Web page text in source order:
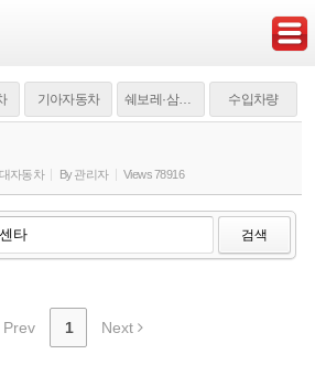
기아자동차 쉐보레·삼성·쌍용 수입차량
자동차 By 관리자 Views78916
검색
1 Next
스케치북5
스케치북5